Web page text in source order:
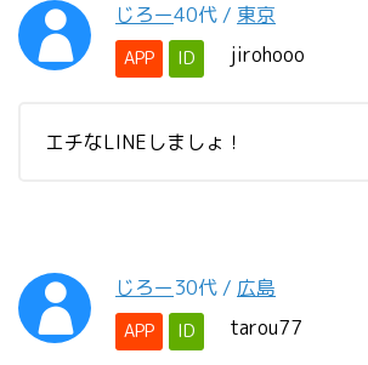
じろー40代 / 東京
APP ID jirohooo
エチなLINEしましょ！
じろー30代 / 広島
APP ID tarou77